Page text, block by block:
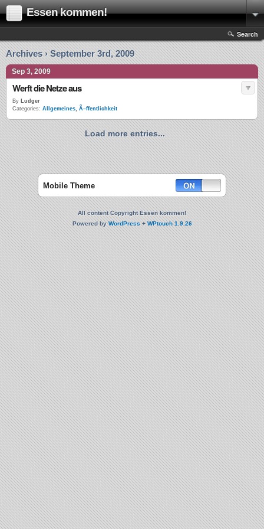
Essen kommen!
Search
Archives › September 3rd, 2009
Sep 3, 2009
Werft die Netze aus
By Ludger
Categories: Allgemeines, Ã–ffentlichkeit
Load more entries...
Mobile Theme
All content Copyright Essen kommen!
Powered byWordPress+WPtouch 1.9.26